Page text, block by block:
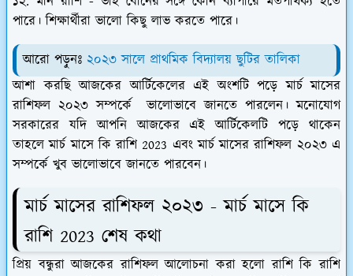
পারে। শিক্ষার্থীরা ভালো কিছু লাভ করতে পারে।
আরো পড়ুনঃ ২০২৩ সালে প্রাথমিক বিদ্যালয় ছুটির তালিকা
আশা করছি আজকের আর্টিকেলের এই অংশটি পড়ে মার্চ মাসের
রাশিফল ২০২৩ সম্পর্কে ভালোভাবে জানতে পারলেন। মনোযোগ
সরকারের যদি আপনি আজকের এই আর্টিকেলটি পড়ে থাকেন
তাহলে মার্চ মাসে কি রাশি 2023 এবং মার্চ মাসের রাশিফল ২০২৩ এ
সম্পর্কে খুব ভালোভাবে জানতে পারবেন।
মার্চ মাসের রাশিফল ২০২৩ - মার্চ মাসে কি
রাশি 2023 শেষ কথা
প্রিয় বন্ধুরা আজকের রাশিফল আলোচনা করা হলো রাশি কি রাশি